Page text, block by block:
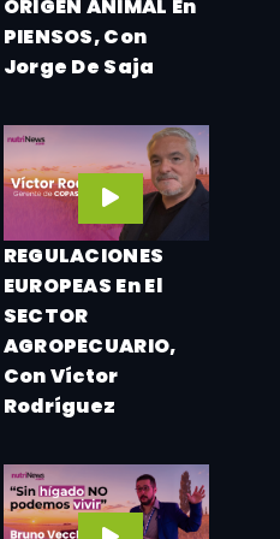
ORIGEN ANIMAL En
PIENSOS, Con
Jorge De Saja
REGULACIONES
EUROPEAS En El
SECTOR
AGROPECUARIO,
Con Víctor
Rodríguez